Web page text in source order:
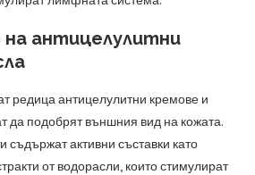
на антицелулитни
редица антицелулитни кремове и
да подобрят външния вид на кожата.
съдържат активни съставки като
от водорасли, които стимулират